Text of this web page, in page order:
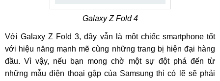
Galaxy Z Fold 4
Với Galaxy Z Fold 3, đây vẫn là một chiếc smartphone tốt
với hiệu năng mạnh mẽ cùng những trang bị hiện đại hàng
đầu. Vì vậy, nếu bạn mong chờ một sự đột phá đến từ
những mẫu điện thoại gập của Samsung thì có lẽ sẽ phải